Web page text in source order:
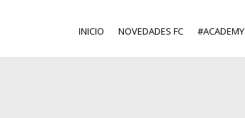
INICIO NOVEDADES FC #ACADEMY